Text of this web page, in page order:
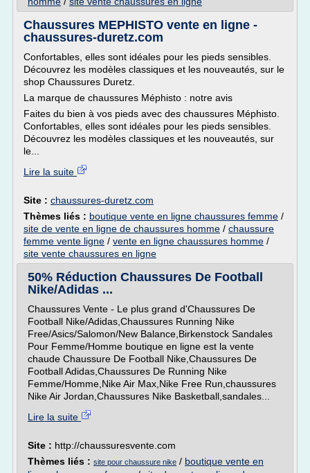
Chaussures MEPHISTO vente en ligne -
chaussures-duretz.com
Confortables, elles sont idéales pour les pieds sensibles.
Découvrez les modèles classiques et les nouveautés, sur le
shop Chaussures Duretz.
La marque de chaussures Méphisto : notre avis
Faites du bien à vos pieds avec des chaussures Méphisto.
Confortables, elles sont idéales pour les pieds sensibles.
Découvrez les modèles classiques et les nouveautés, sur
le...
Lire la suite
Site : chaussures-duretz.com
Thèmes liés : boutique vente en ligne chaussures femme /
site de vente en ligne de chaussures homme / chaussure
femme vente ligne / vente en ligne chaussures homme /
site vente chaussures en ligne
50% Réduction Chaussures De Football
Nike/Adidas ...
Chaussures Vente - Le plus grand d'Chaussures De
Football Nike/Adidas,Chaussures Running Nike
Free/Asics/Salomon/New Balance,Birkenstock Sandales
Pour Femme/Homme boutique en ligne est la vente
chaude Chaussure De Football Nike,Chaussures De
Football Adidas,Chaussures De Running Nike
Femme/Homme,Nike Air Max,Nike Free Run,chaussures
Nike Air Jordan,Chaussures Nike Basketball,sandales...
Lire la suite
Site : http://chaussuresvente.com
Thèmes liés : site pour chaussure nike / boutique vente en